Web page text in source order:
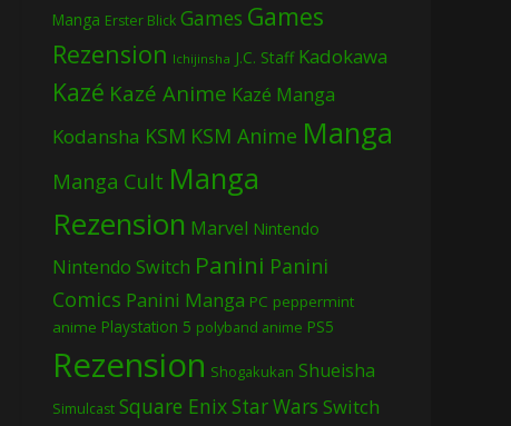
Manga Erster Blick Games Games
Rezension Ichijinsha J.C. Staff Kadokawa
Kazé Kazé Anime Kazé Manga
Kodansha KSM KSM Anime Manga
Manga Cult Manga
Rezension Marvel Nintendo
Nintendo Switch Panini Panini
Comics Panini Manga PC peppermint
anime Playstation 5 polyband anime PS5
Rezension Shogakukan Shueisha
Simulcast Square EnixStar Wars Switch